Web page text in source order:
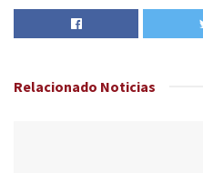
Relacionado Noticias